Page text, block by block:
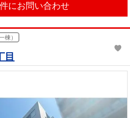
にお問い合わせ
棟）
目